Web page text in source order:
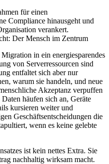
für einen
Compliance hinausgeht und
verankert.
Der Mensch im Zentrum
in ein energiesparendes
von Serverressourcen sind
entfaltet sich aber nur
warum sie handeln, und neue
Akzeptanz verpuffen
häufen sich an, Geräte
kursieren weiter und
Geschäftsentscheidungen die
wenn es keine gelebte
ist kein nettes Extra. Sie
nachhaltig wirksam macht.